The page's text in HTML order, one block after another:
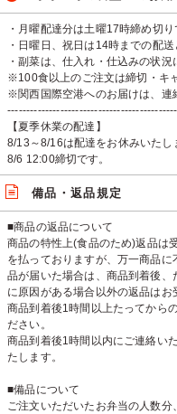
・月曜配達分は土曜17時締め切り
・日曜日、祝日は14時までの配送
・副菜は、仕入れ・仕込みの状
※100食以上のご注文は締切・キ
※関西国際空港へのお届けは、連
【夏季休業の配達】
8/13～8/16は配達をお休みいた
8/6 12:00締切です。
備品・返品規定
■商品の返品について
商品の特性上(食品のため)返品は
を払っておりますが、万一商品
品が届いた場合は、商品到着後
に原因がある場合以外の返品はお
商品到着後1時間以上たってから
ださい。
商品到着後1時間以内にご連絡い
たします。
■備品について
ご注文いただいたお弁当の人数分